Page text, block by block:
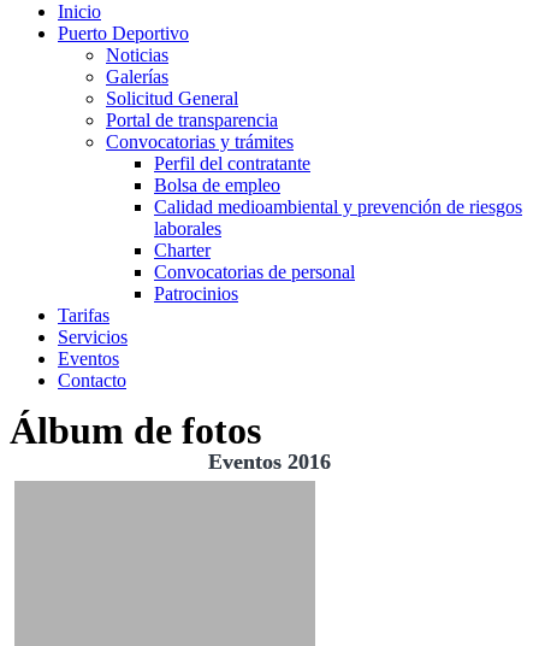
Inicio
Puerto Deportivo
Noticias
Galerías
Solicitud General
Portal de transparencia
Convocatorias y trámites
Perfil del contratante
Bolsa de empleo
Calidad medioambiental y prevención de riesgos
laborales
Charter
Convocatorias de personal
Patrocinios
Tarifas
Servicios
Eventos
Contacto
Álbum de fotos
Eventos 2016